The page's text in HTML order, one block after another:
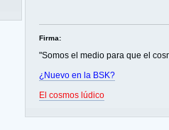
Firma:
"Somos el medio para que el
¿Nuevo en la BSK?
El cosmos lúdico